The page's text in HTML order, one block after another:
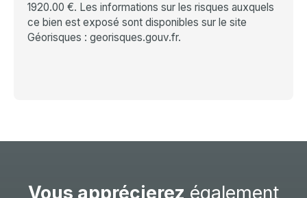
1920.00 €. Les informations sur les risques auxquels
ce bien est exposé sont disponibles sur le site
Géorisques : georisques.gouv.fr.
Vous apprécierez également